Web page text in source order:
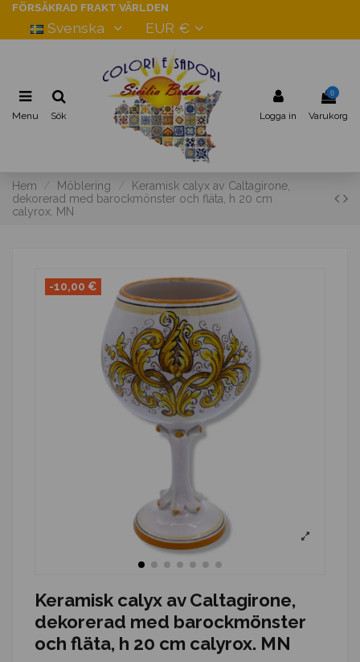
FÖRSÄKRAD FRAKT VÄRLDEN
Svenska EUR €
Menu Sök Logga in
0
Varukorg
Hem Möblering
Keramisk calyx av Caltagirone,
dekorerad med barockmönster och fläta, h 20 cm
calyrox. MN
-10,00 €
Keramisk calyx av Caltagirone,
dekorerad med barockmönster
och fläta, h 20 cm calyrox. MN